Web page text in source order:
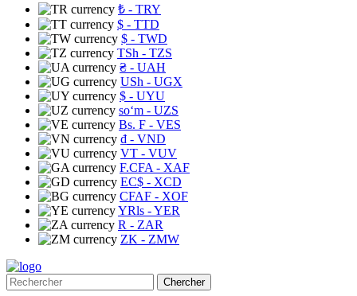
₺ - TRY
$ - TTD
$ - TWD
TSh - TZS
₴ - UAH
USh - UGX
$ - UYU
soʻm - UZS
Bs. F - VES
₫ - VND
VT - VUV
F.CFA - XAF
EC$ - XCD
CFAF - XOF
YRls - YER
R - ZAR
ZK - ZMW
Chercher